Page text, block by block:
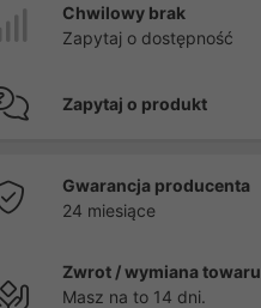
Chwilowy brak
Zapytaj o dostępność
Zapytaj o produkt
Gwarancja producenta
24 miesiące
Zwrot / wymiana towaru
Masz na to 14 dni.